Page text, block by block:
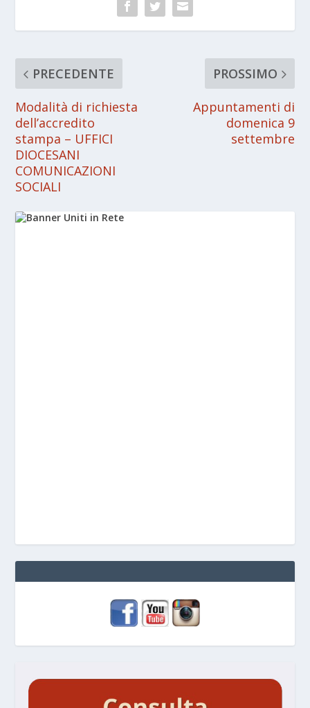
PRECEDENTE
Modalità di richiesta
dell’accredito
stampa – UFFICI
DIOCESANI
COMUNICAZIONI
SOCIALI
PROSSIMO
Appuntamenti di
domenica 9
settembre